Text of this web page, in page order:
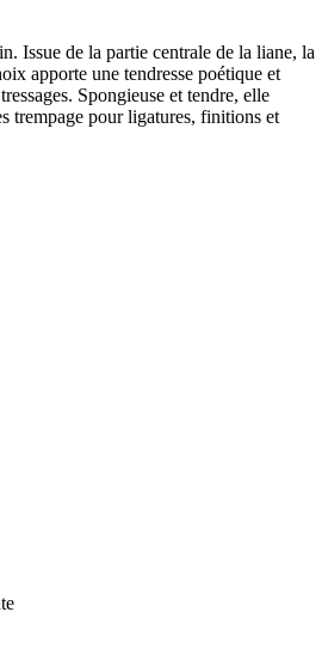
Issue de la partie centrale de la liane, la
apporte une tendresse poétique et
Spongieuse et tendre, elle
trempage pour ligatures, finitions et